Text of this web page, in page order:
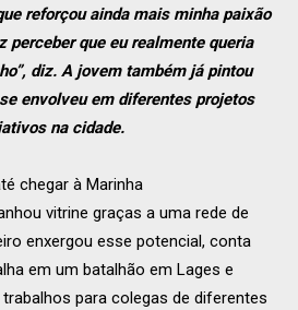
reforçou ainda mais minha paixão
perceber que eu realmente queria
diz. A jovem também já pintou
envolveu em diferentes projetos
na cidade.
chegar à Marinha
vitrine graças a uma rede de
enxergou esse potencial, conta
em um batalhão em Lages e
para colegas de diferentes